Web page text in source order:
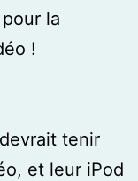
la
!
tenir
et leur iPod